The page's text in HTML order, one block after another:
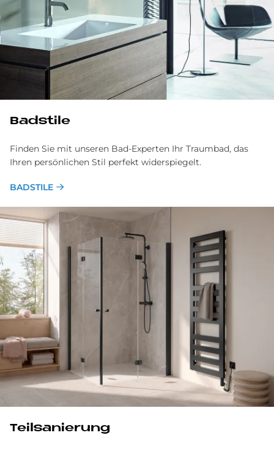
Bad­stile
Finden Sie mit unseren Bad-Experten Ihr Traumbad, das
Ihren persönlichen Stil perfekt widerspiegelt.
BADSTILE
Teil­sa­nie­rung